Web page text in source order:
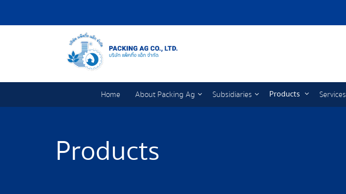
Home About Packing Ag Subsidiaries Products Services
Products